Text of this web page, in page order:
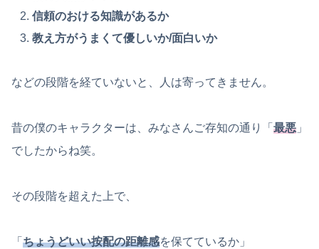
信頼のおける知識があるか
教え方がうまくて優しいか/面白いか
などの段階を経ていないと、人は寄ってきません。
昔の僕のキャラクターは、みなさんご存知の通り「 最悪 」
でしたからね笑。
その段階を超えた上で、
「 ちょうどいい按配の距離感を保てているか」